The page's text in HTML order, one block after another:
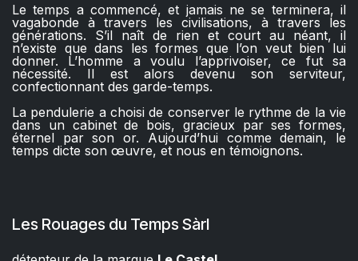
Le temps a commencé, et jamais ne se terminera, il
vagabonde à travers les civilisations, à travers les
générations. S’il naît de rien et court au néant, il
n’existe que dans les formes que l’on veut bien lui
donner. L’homme a voulu l’apprivoiser, ce fut sa
nécessité. Il est alors devenu son serviteur,
confectionnant des garde-temps.
La pendulerie a choisi de conserver le rythme de la vie
dans un cabinet de bois, gracieux par ses formes,
éternel par son or. Aujourd’hui comme demain, le
temps dicte son œuvre, et nous en témoignons.
Les Rouages du Temps Sàrl